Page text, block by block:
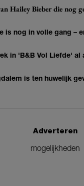
Hailey Bieber die nog
is nog in volle gang –
in 'B&B Vol Liefde'
is ten huwelijk
Adverteren
mogelijkheden